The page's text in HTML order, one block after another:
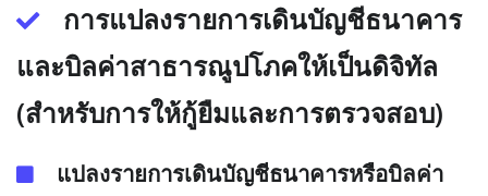
การแปลงรายการเดินบัญชีธนาคาร
และบิลค่าสาธารณูปโภคให้เป็นดิจิทัล
(สำหรับการให้กู้ยืมและการตรวจสอบ)
แปลงรายการเดินบัญชีธนาคารหรือบิลค่า